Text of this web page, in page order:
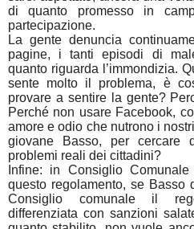
di quanto promesso in
partecipazione.
La gente denuncia
pagine, i tanti episodi di
quanto riguarda l’immondizia.
sente molto il problema, è
provare a sentire la gente?
Perché non usare Facebook,
amore e odio che nutrono i
giovane Basso, per
problemi reali dei cittadini?
Infine: in Consiglio
questo regolamento, se Basso
Consiglio comunale il
differenziata con sanzioni